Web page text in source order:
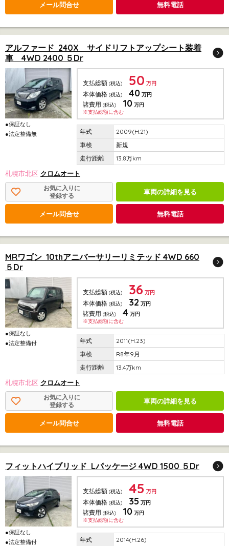
メール問合せ 無料電話
アルファード 240X サイドリフトアップシート装着
車 4WD 2400 ５Dr
●保証なし
●法定整備無
支払総額 (税込) 50 万円
本体価格 (税込) 40 万円
諸費用 (税込) 10 万円
※支払総額に含む
2009(H.21)
新規
13.8万km
札幌市北区 クロムオート
お気に入りに
登録する
車両の詳細を見る
メール問合せ 無料電話
MRワゴン 10thアニバーサリーリミテッド 4WD 660
５Dr
●保証なし
●法定整備付
支払総額 (税込) 36 万円
本体価格 (税込) 32 万円
諸費用 (税込) 4 万円
※支払総額に含む
2011(H.23)
R8年9月
13.4万km
札幌市北区 クロムオート
お気に入りに
登録する
車両の詳細を見る
メール問合せ 無料電話
フィットハイブリッド Lパッケージ 4WD 1500 ５Dr
●保証なし
●法定整備付
支払総額 (税込) 45 万円
本体価格 (税込) 35 万円
諸費用 (税込) 10 万円
※支払総額に含む
2014(H.26)